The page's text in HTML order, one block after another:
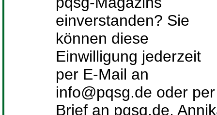
einverstanden? Sie
können diese
Einwilligung jederzeit
per E-Mail an
info@pqsg.de oder per
Brief an pqsg.de,